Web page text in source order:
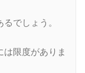
でしょう。
限度がありま